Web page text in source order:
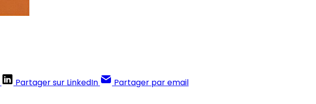
Partager sur LinkedIn Partager par email